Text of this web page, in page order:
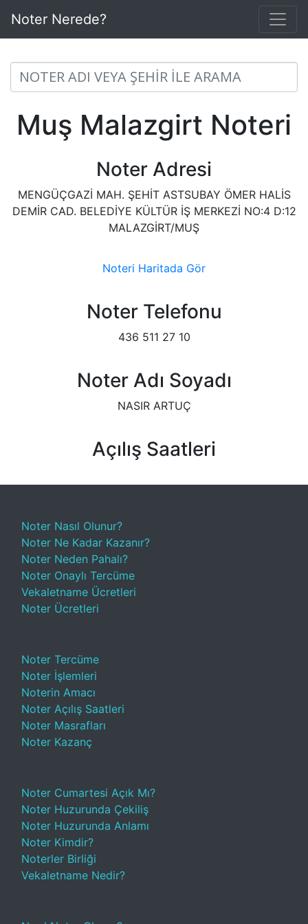
Noter Nerede?
Muş Malazgirt Noteri
Noter Adresi
MENGÜÇGAZİ MAH. ŞEHİT ASTSUBAY ÖMER HALİS
DEMİR CAD. BELEDİYE KÜLTÜR İŞ MERKEZİ NO:4 D:12
MALAZGİRT/MUŞ
Noteri Haritada Gör
Noter Telefonu
436 511 27 10
Noter Adı Soyadı
NASIR ARTUÇ
Açılış Saatleri
Noter Nasıl Olunur?
Noter Ne Kadar Kazanır?
Noter Neden Pahalı?
Noter Onaylı Tercüme
Vekaletname Ücretleri
Noter Ücretleri
Noter Tercüme
Noter İşlemleri
Noterin Amacı
Noter Açılış Saatleri
Noter Masrafları
Noter Kazanç
Noter Cumartesi Açık Mı?
Noter Huzurunda Çekiliş
Noter Huzurunda Anlamı
Noter Kimdir?
Noterler Birliği
Vekaletname Nedir?